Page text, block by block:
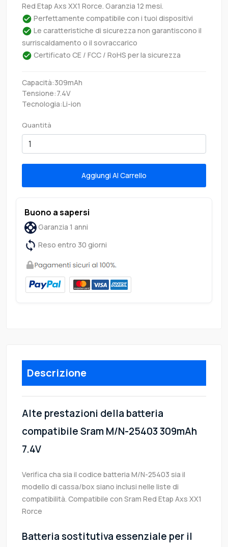
Red Etap Axs XX1 Rorce. Garanzia 12 mesi.
Perfettamente compatibile con i tuoi dispositivi
Le caratteristiche di sicurezza non garantiscono il
surriscaldamento o il sovraccarico
Certificato CE / FCC / RoHS per la sicurezza
Capacità:309mAh
Tensione:7.4V
Tecnologia:Li-ion
Quantità
Aggiungi Al Carrello
Buono a sapersi
Garanzia 1 anni
Reso entro 30 giorni
Descrizione
Alte prestazioni della batteria
compatibile Sram M/N-25403 309mAh
7.4V
Verifica cha sia il codice batteria M/N-25403 sia il
modello di cassa/box siano inclusi nelle liste di
compatibilità. Compatibile con Sram Red Etap Axs XX1
Rorce
Batteria sostitutiva essenziale per il